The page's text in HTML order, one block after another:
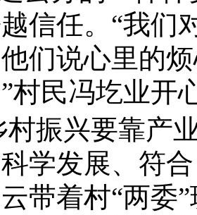
信任。“我们
们说心里的
村民冯圪业开
村振兴要靠产
学发展、符
带着村“两委